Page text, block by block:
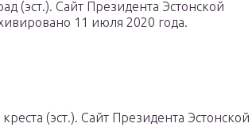
(эст.). Сайт Президента Эстонской
11 июля 2020 года.
(эст.). Сайт Президента Эстонской